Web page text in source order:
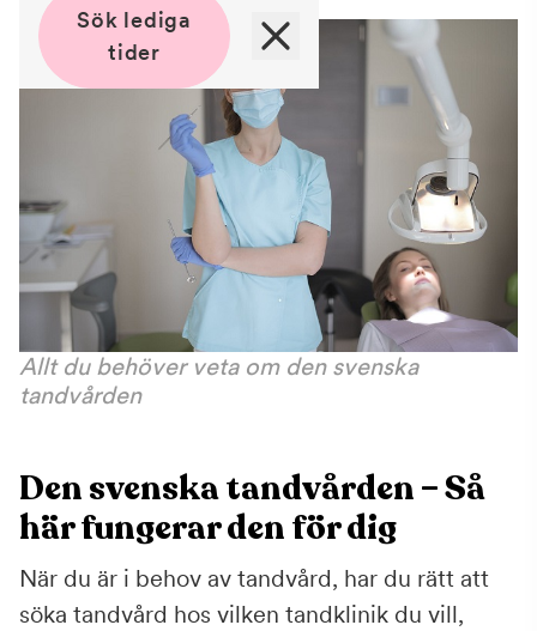
Sök lediga
tider
Allt du behöver veta om den svenska
tandvården
Den svenska tandvården – Så
här fungerar den för dig
När du är i behov av tandvård, har du rätt att
söka tandvård hos vilken tandklinik du vill,